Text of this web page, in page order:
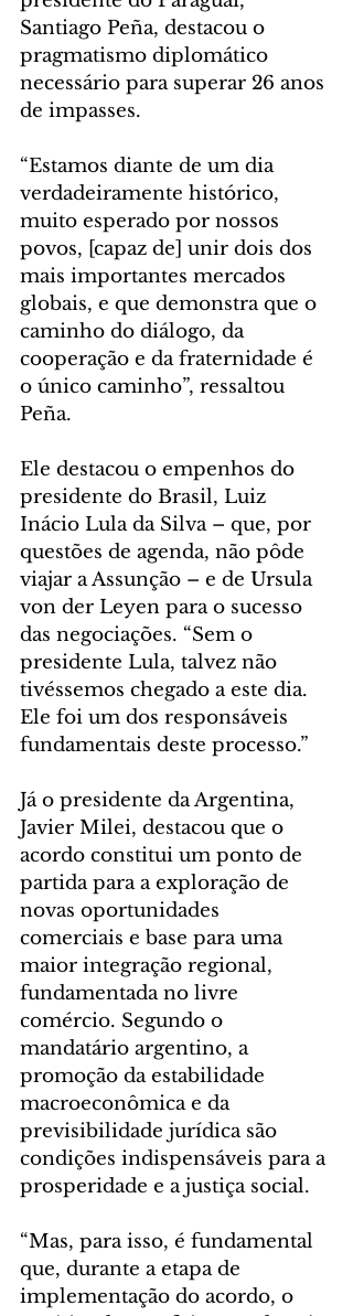
Santiago Peña, destacou o
pragmatismo diplomático
necessário para superar 26 anos
de impasses.
“Estamos diante de um dia
verdadeiramente histórico,
muito esperado por nossos
povos, [capaz de] unir dois dos
mais importantes mercados
globais, e que demonstra que o
caminho do diálogo, da
cooperação e da fraternidade é
o único caminho”, ressaltou
Peña.
Ele destacou o empenhos do
presidente do Brasil, Luiz
Inácio Lula da Silva – que, por
questões de agenda, não pôde
viajar a Assunção – e de Ursula
von der Leyen para o sucesso
das negociações. “Sem o
presidente Lula, talvez não
tivéssemos chegado a este dia.
Ele foi um dos responsáveis
fundamentais deste processo.”
Já o presidente da Argentina,
Javier Milei, destacou que o
acordo constitui um ponto de
partida para a exploração de
novas oportunidades
comerciais e base para uma
maior integração regional,
fundamentada no livre
comércio. Segundo o
mandatário argentino, a
promoção da estabilidade
macroeconômica e da
previsibilidade jurídica são
condições indispensáveis para a
prosperidade e a justiça social.
“Mas, para isso, é fundamental
que, durante a etapa de
implementação do acordo, o